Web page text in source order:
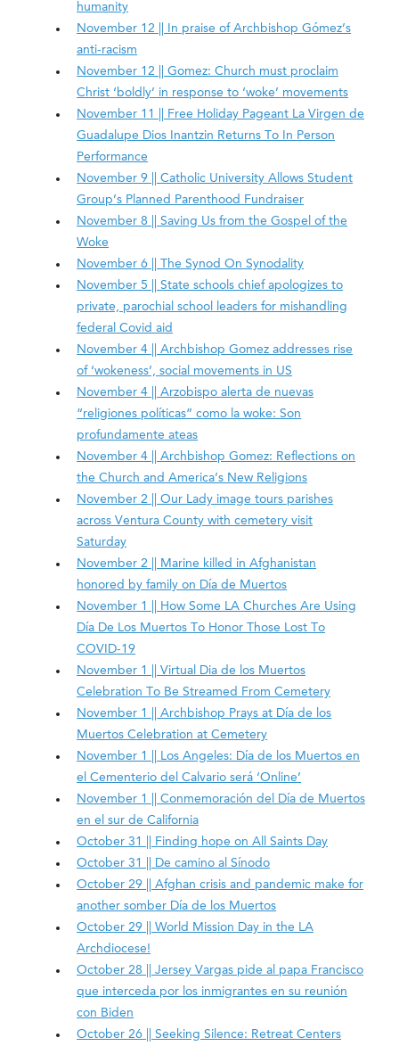
humanity
November 12 || In praise of Archbishop Gómez’s
anti-racism
November 12 || Gomez: Church must proclaim
Christ ‘boldly’ in response to ‘woke’ movements
November 11 || Free Holiday Pageant La Virgen de
Guadalupe Dios Inantzin Returns To In Person
Performance
November 9 || Catholic University Allows Student
Group’s Planned Parenthood Fundraiser
November 8 || Saving Us from the Gospel of the
Woke
November 6 || The Synod On Synodality
November 5 || State schools chief apologizes to
private, parochial school leaders for mishandling
federal Covid aid
November 4 || Archbishop Gomez addresses rise
of ‘wokeness’, social movements in US
November 4 || Arzobispo alerta de nuevas
“religiones políticas” como la woke: Son
profundamente ateas
November 4 || Archbishop Gomez: Reflections on
the Church and America’s New Religions
November 2 || Our Lady image tours parishes
across Ventura County with cemetery visit
Saturday
November 2 || Marine killed in Afghanistan
honored by family on Día de Muertos
November 1 || How Some LA Churches Are Using
Día De Los Muertos To Honor Those Lost To
COVID-19
November 1 || Virtual Dia de los Muertos
Celebration To Be Streamed From Cemetery
November 1 || Archbishop Prays at Día de los
Muertos Celebration at Cemetery
November 1 || Los Angeles: Día de los Muertos en
el Cementerio del Calvario será ‘Online’
November 1 || Conmemoración del Día de Muertos
en el sur de California
October 31 || Finding hope on All Saints Day
October 31 || De camino al Sínodo
October 29 || Afghan crisis and pandemic make for
another somber Día de los Muertos
October 29 || World Mission Day in the LA
Archdiocese!
October 28 || Jersey Vargas pide al papa Francisco
que interceda por los inmigrantes en su reunión
con Biden
October 26 || Seeking Silence: Retreat Centers